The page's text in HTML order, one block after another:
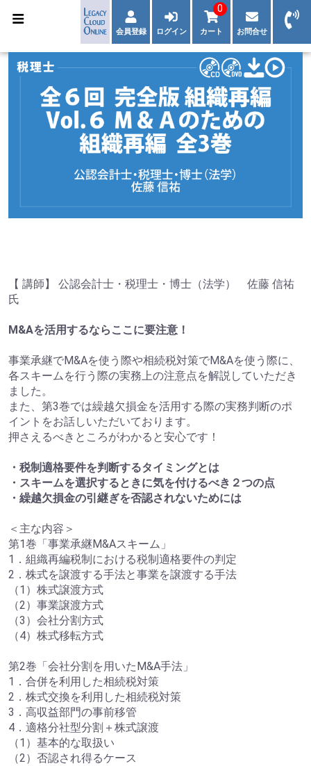
会員登録 ログイン カート
0
お問合せ
【 講師】 公認会計士・税理士・博士（法学） 佐藤 信祐
氏
M&Aを活用するならここに要注意！
事業承継でM&Aを使う際や相続税対策でM&Aを使う際に、
各スキームを行う際の実務上の注意点を解説していただき
ました。
また、第3巻では繰越欠損金を活用する際の実務判断のポ
イントをお話しいただいております。
押さえるべきところがわかると安心です！
・税制適格要件を判断するタイミングとは
・スキームを選択するときに気を付けるべき２つの点
・繰越欠損金の引継ぎを否認されないためには
＜主な内容＞
第1巻「事業承継M&Aスキーム」
1．組織再編税制における税制適格要件の判定
2．株式を譲渡する手法と事業を譲渡する手法
（1）株式譲渡方式
（2）事業譲渡方式
（3）会社分割方式
（4）株式移転方式
第2巻「会社分割を用いたM&A手法」
1．合併を利用した相続税対策
2．株式交換を利用した相続税対策
3．高収益部門の事前移管
4．適格分社型分割＋株式譲渡
（1）基本的な取扱い
（2）否認され得るケース